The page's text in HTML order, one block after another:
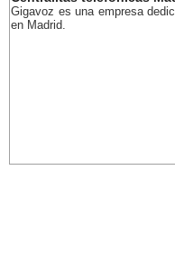
Gigavoz es una empresa
en Madrid.